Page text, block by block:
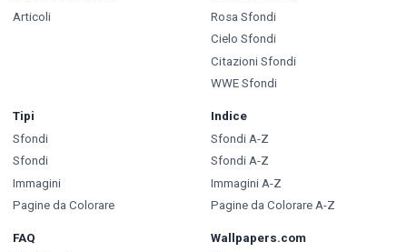
Articoli
Rosa Sfondi
Cielo Sfondi
Citazioni Sfondi
WWE Sfondi
Tipi
Sfondi
Sfondi
Immagini
Pagine da Colorare
Indice
Sfondi A-Z
Sfondi A-Z
Immagini A-Z
Pagine da Colorare A-Z
FAQ
Wallpapers.com